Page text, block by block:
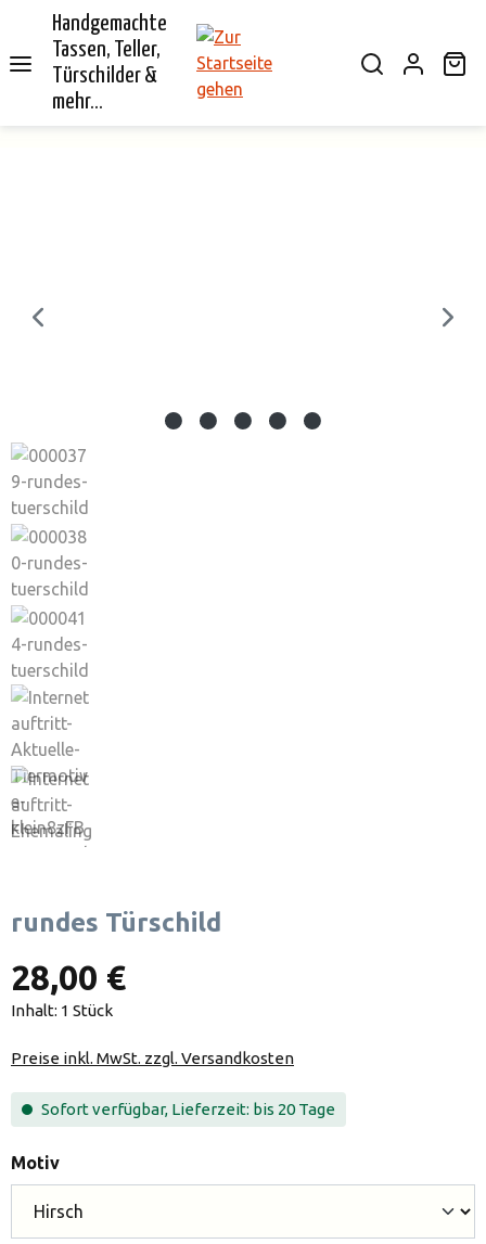
springen
Handgemachte
Tassen, Teller,
Türschilder &
mehr...
rundes Türschild
28,00 €
Inhalt: 1 Stück
Preise inkl. MwSt. zzgl. Versandkosten
Sofort verfügbar, Lieferzeit: bis 20 Tage
Motivauswählen